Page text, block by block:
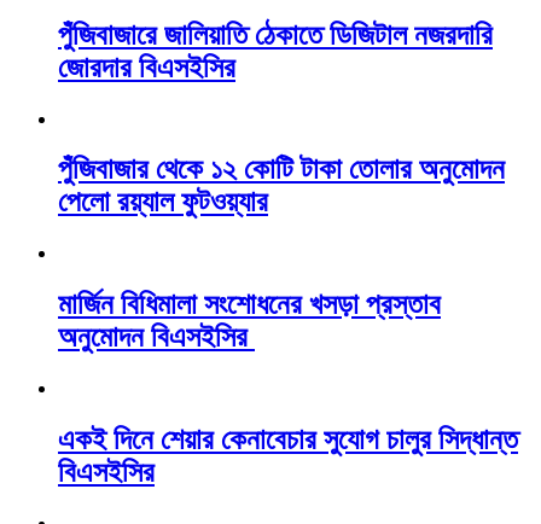
পুঁজিবাজারে জালিয়াতি ঠেকাতে ডিজিটাল নজরদারি
জোরদার বিএসইসির
পুঁজিবাজার থেকে ১২ কোটি টাকা তোলার অনুমোদন
পেলো রয়্যাল ফুটওয়্যার
মার্জিন বিধিমালা সংশোধনের খসড়া প্রস্তাব
অনুমোদন বিএসইসির
একই দিনে শেয়ার কেনাবেচার সুযোগ চালুর সিদ্ধান্ত
বিএসইসির